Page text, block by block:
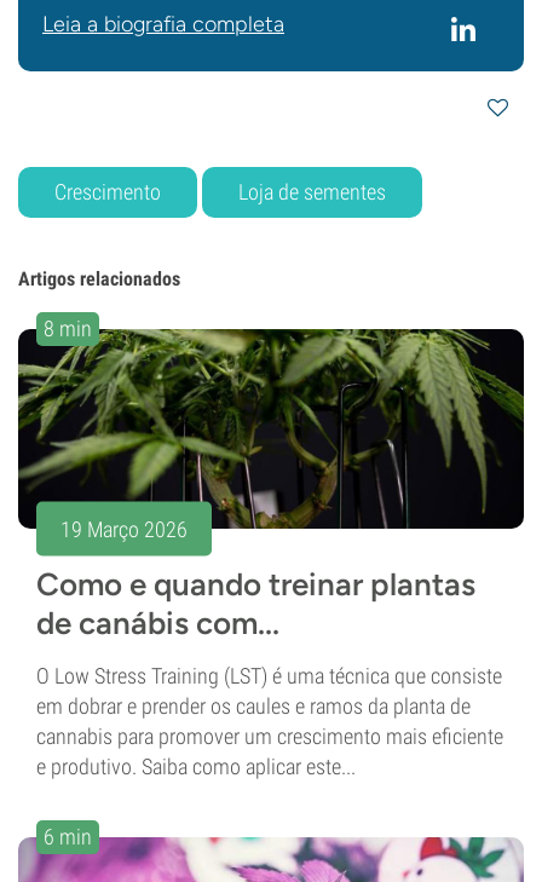
Leia a biografia completa
Crescimento Loja de sementes
Artigos relacionados
8 min
19 Março 2026
Como e quando treinar plantas
de canábis com...
O Low Stress Training (LST) é uma técnica que consiste
em dobrar e prender os caules e ramos da planta de
cannabis para promover um crescimento mais eficiente
e produtivo. Saiba como aplicar este...
6 min